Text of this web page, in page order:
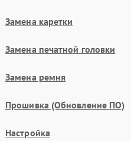
Замена каретки
Замена печатной головки
Замена ремня
Прошивка (Обновление ПО)
Настройка